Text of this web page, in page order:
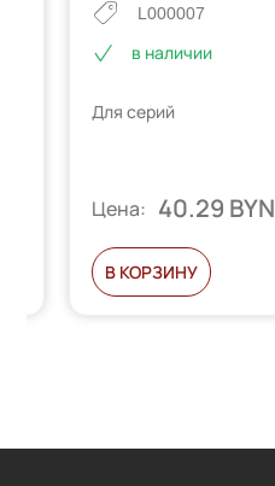
L000007
в наличии
Для серий
Цена: 40.29 BYN
В КОРЗИНУ